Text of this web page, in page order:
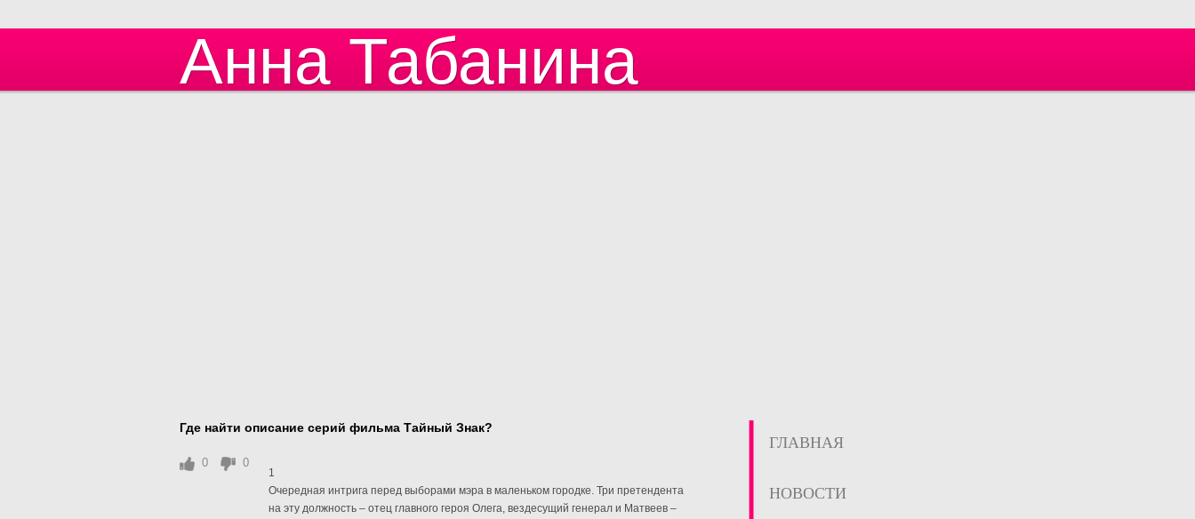
Анна Табанина
Где найти описание серий фильма Тайный Знак?
1
Очередная интрига перед выборами мэра в маленьком городке. Три претендента
на эту должность – отец главного героя Олега, вездесущий генерал и Матвеев –
0 0
ГЛАВНАЯ
НОВОСТИ